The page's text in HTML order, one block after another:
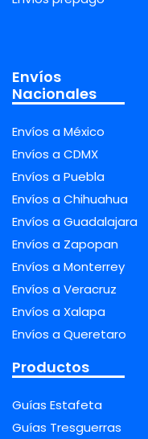
Envíos
Nacionales
Envíos a México
Envíos a CDMX
Envíos a Puebla
Envíos a Chihuahua
Envíos a Guadalajara
Envíos a Zapopan
Envíos a Monterrey
Envíos a Veracruz
Envíos a Xalapa
Envíos a Queretaro
Productos
Guías Estafeta
Guías Tresguerras